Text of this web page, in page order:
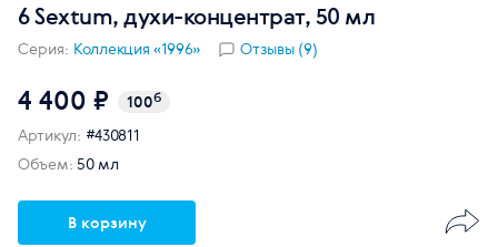
6 Sextum, духи-концентрат, 50 мл
Серия: Коллекция «1996» Отзывы (9)
4 400 ₽ 100б
Артикул: #430811
Объем: 50 мл
В корзину